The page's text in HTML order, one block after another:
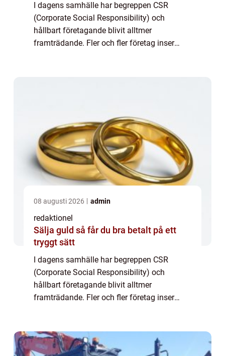
I dagens samhälle har begreppen CSR
(Corporate Social Responsibility) och
hållbart företagande blivit alltmer
framträdande. Fler och fler företag inser
08 augusti 2026 admin
redaktionel
Sälja guld så får du bra betalt på ett
tryggt sätt
I dagens samhälle har begreppen CSR
(Corporate Social Responsibility) och
hållbart företagande blivit alltmer
framträdande. Fler och fler företag inser
ekonomisk fra...